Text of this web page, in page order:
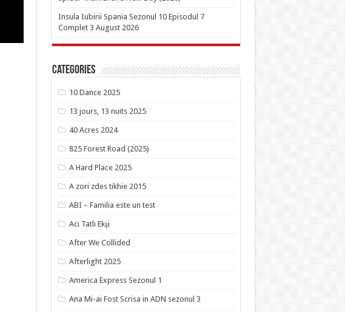
Insula Iubirii Spania Sezonul 10 Episodul 7
Complet 3 August 2026
Categories
10 Dance 2025
13 jours, 13 nuits 2025
40 Acres 2024
825 Forest Road (2025)
A Hard Place 2025
A zori zdes tikhie 2015
ABI – Familia este un test
Acı Tatlı Ekşi
After We Collided
Afterlight 2025
America Express Sezonul 1
Ana Mi-ai Fost Scrisa in ADN sezonul 3